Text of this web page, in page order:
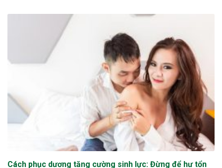
Cách phục dương tăng cường sinh lực: Đừng để hư tổn